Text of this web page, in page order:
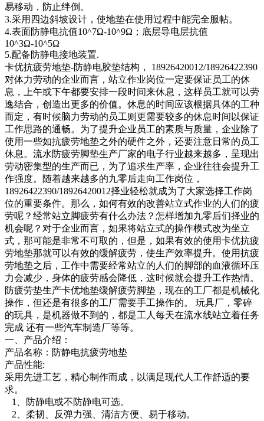
易移动，防止绊倒。
3.采用四边斜坡设计，使地垫在使用过程中能完全服帖。
4.表面防静电抗值10^7Ω-10^9Ω；底层导电层抗值
10^3Ω-10^5Ω
5.配备防静电接地装置.
卡优抗疲劳地垫-防静电胶垫结构， 18926420012/18926422390
对体力劳动的企业而言，站立作业岗位一定要保证员工的休
息，上午或下午都要安排一段时间来休息，这样员工就可以劳
逸结合，创造出更多的价值。休息的时间应该根据具体的工种
而定，有时候脑力劳动的员工则更需要较多的休息时间以保证
工作思路的通畅。为了提升企业员工的素质与质量，企业除了
使用一些如抗疲劳地垫之外的硬件之外，还要注意日常的员工
休息。流水防疲劳脚垫生产厂家的电子行业越来越多，呈现出
劳动密集型的生产而已，为了追求生产率，企业往往会提升工
作强度。随着越来越多的九零后走向工作岗位，
18926422390/18926420012择业轻松就成为了大家选择工作岗
位的重要条件。那么，如何有效的改善站立式作业的人们的疲
劳呢？经常站立脚疲劳有什么办法？怎样增加九零后们择业的
机会呢？对于企业而言，如果将站立式的操作模式改为坐立
式，那可能是非常不可取的，但是，如果有效的使用卡优抗疲
劳地垫那就可以有效的缓解疲劳，使生产效率提升。使用抗疲
劳地垫之后，工作中需要经常站立的人们的脚部的血液循环压
力会减少，身体的疲劳感会降低，这时候就会提升工作热情。
防疲劳垫生产卡优地垫缓解疲劳脚垫，现在的工厂都是机械化
操作，但还是有很多的工厂需要手工操作的。 玩具厂，零碎
的玩具，是机器做不到的，都是工人每天在流水线站立着任务
完成 还有一些汽车制造厂等等。
一、产品介绍：
产品名称：防静电抗疲劳地垫
产品性能:
采用先进工艺，精心制作而成，以满足现代人工作舒适的要
求。
1、防静电或不防静电可选。
2、柔韧、反弹力强、清洁方便、易于移动。